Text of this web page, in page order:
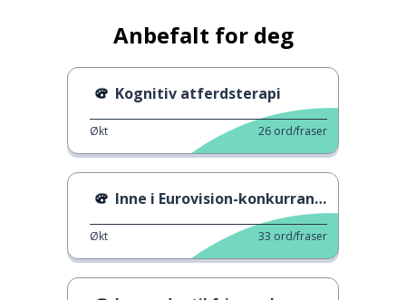
Anbefalt for deg
Kognitiv atferdsterapi
Økt 26 ord/fraser
Inne i Eurovision-konkurransen
Økt 33 ord/fraser